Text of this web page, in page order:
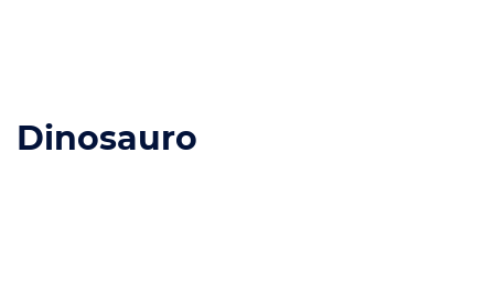
Dinosauro